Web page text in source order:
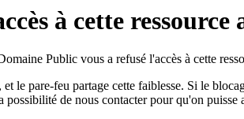
à cette ressource
Public vous a refusé l'accès à cette
le pare-feu partage cette faiblesse. Si le
possibilité de nous contacter pour qu'on puisse